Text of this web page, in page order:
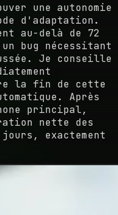
une autonomie
d'adaptation.
au-delà de 72
bug nécessitant
Je conseille
la fin de cette
Après
principal,
nette des
exactement